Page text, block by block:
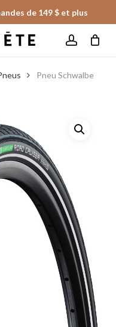
de 149 $ et plus
Fermer
le
panier
Pneu Schwalbe